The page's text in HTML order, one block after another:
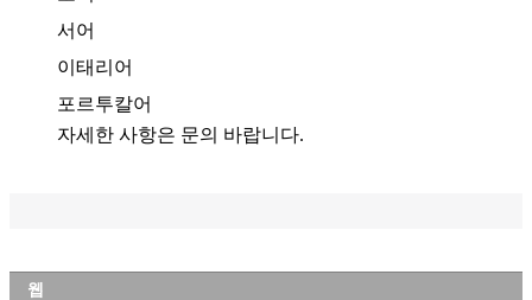
서어
이태리어
포르투칼어
자세한 사항은 문의 바랍니다.
웹